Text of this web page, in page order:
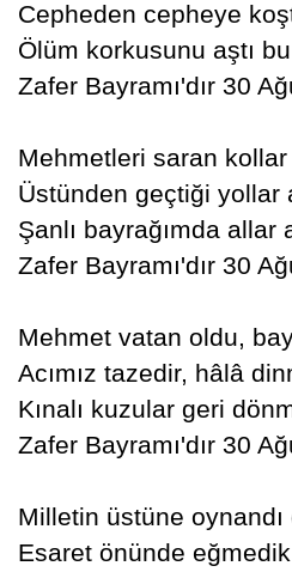
Cepheden cepheye
Ölüm korkusunu aştı
Zafer Bayramı'dır 30
Mehmetleri saran kollar
Üstünden geçtiği yollar
Şanlı bayrağımda allar
Zafer Bayramı'dır 30
Mehmet vatan oldu,
Acımız tazedir, hâlâ
Kınalı kuzular geri
Zafer Bayramı'dır 30
Milletin üstüne oynandı
Esaret önünde